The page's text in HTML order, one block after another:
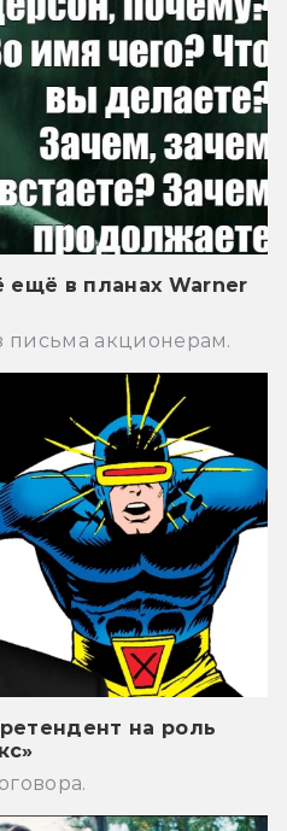
ещё в планах Warner
письма акционерам.
на роль